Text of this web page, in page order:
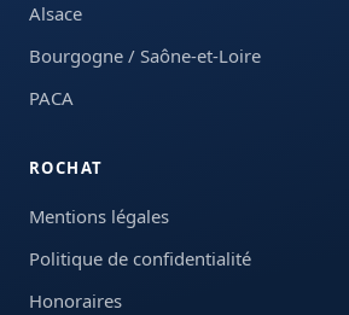
Alsace
Bourgogne / Saône-et-Loire
PACA
ROCHAT
Mentions légales
Politique de confidentialité
Honoraires